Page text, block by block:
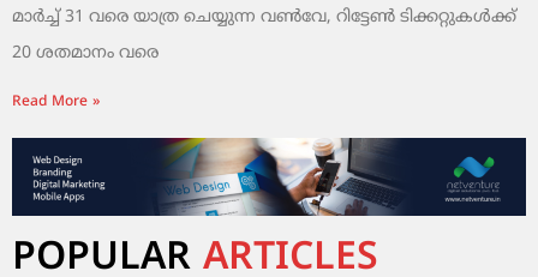
മാർച്ച് 31 വരെ യാത്ര ചെയ്യുന്ന വൺവേ, റിട്ടേൺ ടിക്കറ്റുകൾക്ക്
20 ശതമാനം വരെ
Read More »
POPULAR ARTICLES